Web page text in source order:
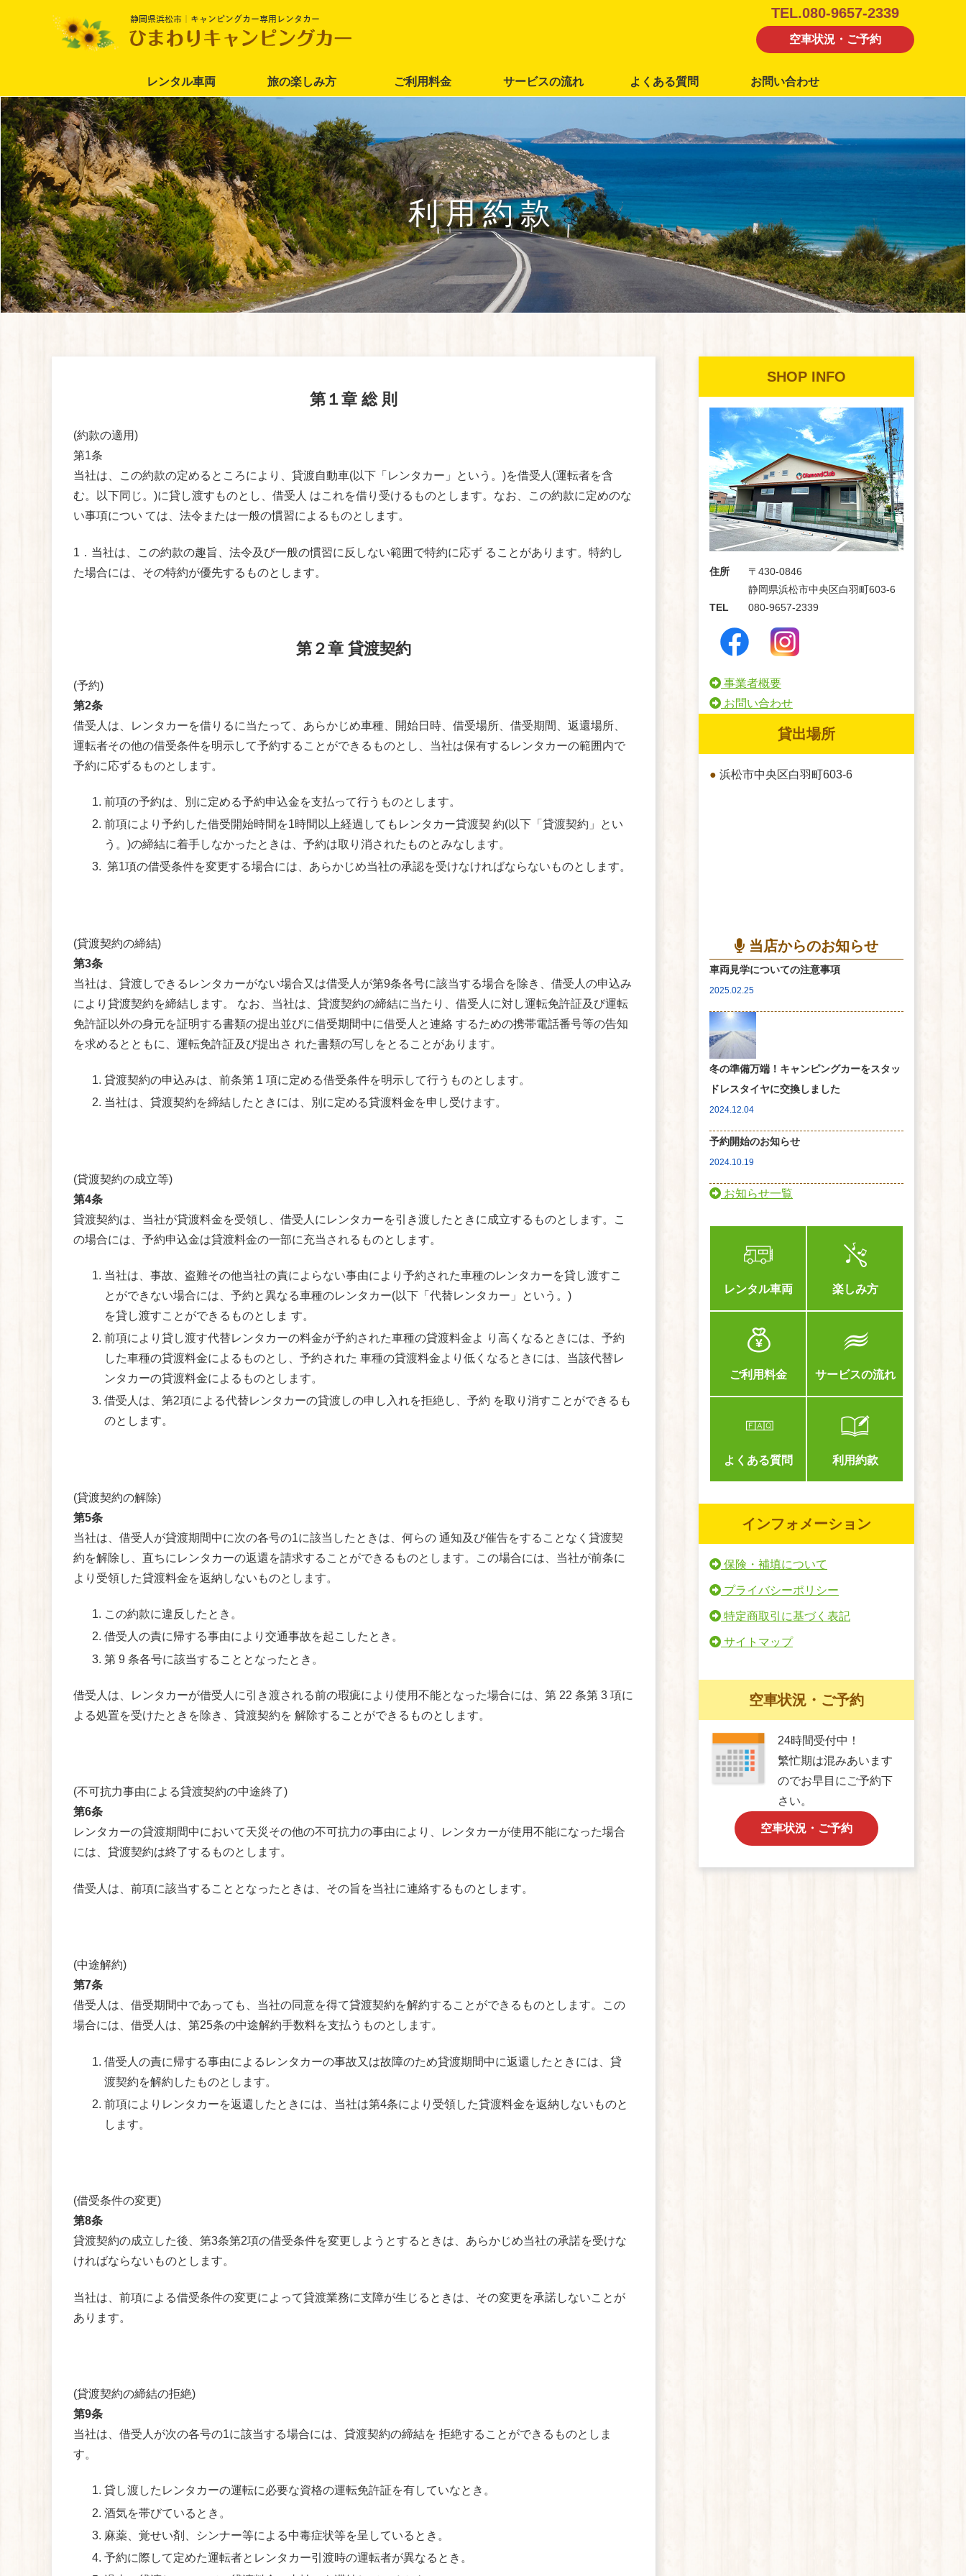
TEL.080-9657-2339
空車状況・ご予約
レンタル車両 旅の楽しみ方 ご利用料金 サービスの流れ よくある質問 お問い合わせ
利用約款
第１章 総 則
(約款の適用)
第1条
当社は、この約款の定めるところにより、貸渡自動車(以下「レンタカー」という。)を借受人(運転者を含
む。以下同じ。)に貸し渡すものとし、借受人 はこれを借り受けるものとします。なお、この約款に定めのな
い事項につい ては、法令または一般の慣習によるものとします。
1．当社は、この約款の趣旨、法令及び一般の慣習に反しない範囲で特約に応ず ることがあります。特約し
た場合には、その特約が優先するものとします。
第２章 貸渡契約
(予約)
第2条
借受人は、レンタカーを借りるに当たって、あらかじめ車種、開始日時、借受場所、借受期間、返還場所、
運転者その他の借受条件を明示して予約することができるものとし、当社は保有するレンタカーの範囲内で
予約に応ずるものとします。
前項の予約は、別に定める予約申込金を支払って行うものとします。
前項により予約した借受開始時間を1時間以上経過してもレンタカー貸渡契 約(以下「貸渡契約」とい
う。)の締結に着手しなかったときは、予約は取り消されたものとみなします。
第1項の借受条件を変更する場合には、あらかじめ当社の承認を受けなければならないものとします。
(貸渡契約の締結)
第3条
当社は、貸渡しできるレンタカーがない場合又は借受人が第9条各号に該当する場合を除き、借受人の申込み
により貸渡契約を締結します。 なお、当社は、貸渡契約の締結に当たり、借受人に対し運転免許証及び運転
免許証以外の身元を証明する書類の提出並びに借受期間中に借受人と連絡 するための携帯電話番号等の告知
を求めるとともに、運転免許証及び提出さ れた書類の写しをとることがあります。
貸渡契約の申込みは、前条第 1 項に定める借受条件を明示して行うものとします。
当社は、貸渡契約を締結したときには、別に定める貸渡料金を申し受けます。
(貸渡契約の成立等)
第4条
貸渡契約は、当社が貸渡料金を受領し、借受人にレンタカーを引き渡したときに成立するものとします。こ
の場合には、予約申込金は貸渡料金の一部に充当されるものとします。
当社は、事故、盗難その他当社の責によらない事由により予約された車種のレンタカーを貸し渡すこ
とができない場合には、予約と異なる車種のレンタカー(以下「代替レンタカー」という。)
を貸し渡すことができるものとしま す。
前項により貸し渡す代替レンタカーの料金が予約された車種の貸渡料金よ り高くなるときには、予約
した車種の貸渡料金によるものとし、予約された 車種の貸渡料金より低くなるときには、当該代替レ
ンタカーの貸渡料金によるものとします。
借受人は、第2項による代替レンタカーの貸渡しの申し入れを拒絶し、予約 を取り消すことができるも
のとします。
(貸渡契約の解除)
第5条
当社は、借受人が貸渡期間中に次の各号の1に該当したときは、何らの 通知及び催告をすることなく貸渡契
約を解除し、直ちにレンタカーの返還を請求することができるものとします。この場合には、当社が前条に
より受領した貸渡料金を返納しないものとします。
この約款に違反したとき。
借受人の責に帰する事由により交通事故を起こしたとき。
第 9 条各号に該当することとなったとき。
借受人は、レンタカーが借受人に引き渡される前の瑕疵により使用不能となった場合には、第 22 条第 3 項に
よる処置を受けたときを除き、貸渡契約を 解除することができるものとします。
(不可抗力事由による貸渡契約の中途終了)
第6条
レンタカーの貸渡期間中において天災その他の不可抗力の事由により、レンタカーが使用不能になった場合
には、貸渡契約は終了するものとします。
借受人は、前項に該当することとなったときは、その旨を当社に連絡するものとします。
(中途解約)
第7条
借受人は、借受期間中であっても、当社の同意を得て貸渡契約を解約することができるものとします。この
場合には、借受人は、第25条の中途解約手数料を支払うものとします。
借受人の責に帰する事由によるレンタカーの事故又は故障のため貸渡期間中に返還したときには、貸
渡契約を解約したものとします。
前項によりレンタカーを返還したときには、当社は第4条により受領した貸渡料金を返納しないものと
します。
(借受条件の変更)
第8条
貸渡契約の成立した後、第3条第2項の借受条件を変更しようとするときは、あらかじめ当社の承諾を受けな
ければならないものとします。
当社は、前項による借受条件の変更によって貸渡業務に支障が生じるときは、その変更を承諾しないことが
あります。
(貸渡契約の締結の拒絶)
第9条
当社は、借受人が次の各号の1に該当する場合には、貸渡契約の締結を 拒絶することができるものとしま
す。
貸し渡したレンタカーの運転に必要な資格の運転免許証を有していなとき。
酒気を帯びているとき。
麻薬、覚せい剤、シンナー等による中毒症状等を呈しているとき。
予約に際して定めた運転者とレンタカー引渡時の運転者が異なるとき。
SHOP INFO
住所
〒430-0846
静岡県浜松市中央区白羽町603-6
TEL
080-9657-2339
事業者概要
お問い合わせ
貸出場所
● 浜松市中央区白羽町603-6
当店からのお知らせ
車両見学についての注意事項
2025.02.25
冬の準備万端！キャンピングカーをスタッ
ドレスタイヤに交換しました
2024.12.04
予約開始のお知らせ
2024.10.19
お知らせ一覧
レンタル車両 楽しみ方
ご利用料金 サービスの流れ
よくある質問 利用約款
インフォメーション
保険・補填について
プライバシーポリシー
特定商取引に基づく表記
サイトマップ
空車状況・ご予約
24時間受付中！
繁忙期は混みあいます
のでお早目にご予約下
さい。
空車状況・ご予約